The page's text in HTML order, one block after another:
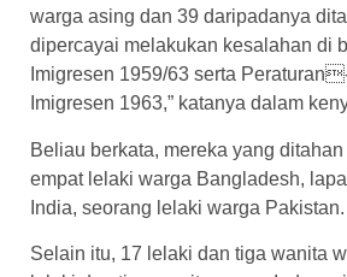
warga asing dan 39 daripadanya
dipercayai melakukan kesalahan di
Imigresen 1959/63 serta
Imigresen 1963,” katanya dalam
Beliau berkata, mereka yang
empat lelaki warga Bangladesh,
India, seorang lelaki warga Pakistan.
Selain itu, 17 lelaki dan tiga wanita